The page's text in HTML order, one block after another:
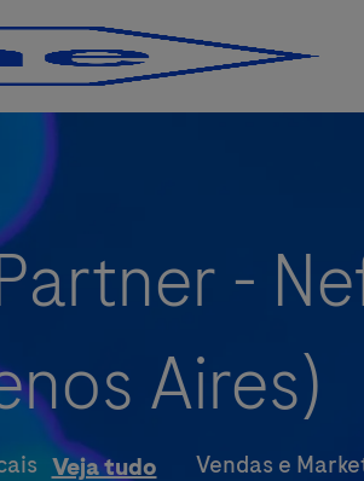
-
Aires)
Veja tudo Categoria
Vendas e